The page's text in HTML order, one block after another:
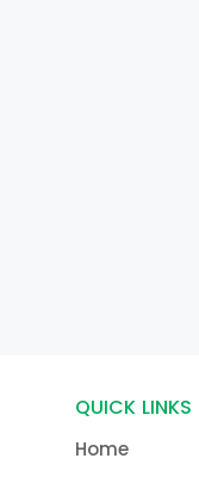
QUICK LINKS
Home